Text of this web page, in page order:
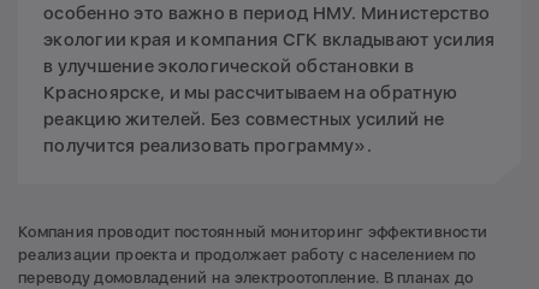
особенно это важно в период НМУ. Министерство
экологии края и компания СГК вкладывают усилия
в улучшение экологической обстановки в
Красноярске, и мы рассчитываем на обратную
реакцию жителей. Без совместных усилий не
получится реализовать программу».
Компания проводит постоянный мониторинг эффективности
реализации проекта и продолжает работу с населением по
переводу домовладений на электроотопление. В планах до